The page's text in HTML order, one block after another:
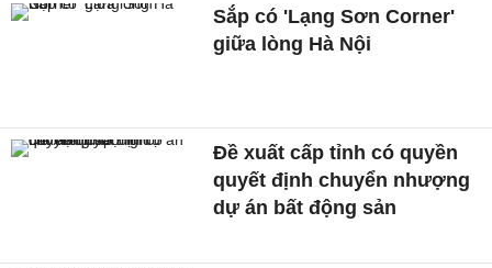
Sắp có 'Lạng Sơn Corner'
giữa lòng Hà Nội
Đề xuất cấp tỉnh có quyền
quyết định chuyển nhượng
dự án bất động sản